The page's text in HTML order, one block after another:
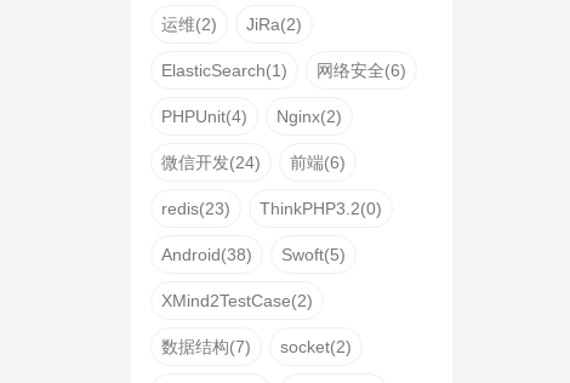
运维(2) JiRa(2)
ElasticSearch(1) 网络安全(6)
PHPUnit(4) Nginx(2)
微信开发(24) 前端(6)
redis(23) ThinkPHP3.2(0)
Android(38) Swoft(5)
XMind2TestCase(2)
数据结构(7) socket(2)